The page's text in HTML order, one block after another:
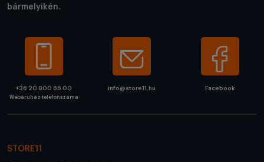
bármelyikén.
+36 20 800 66 00
Webáruház telefonszáma
info@store11.hu Facebook
STORE11